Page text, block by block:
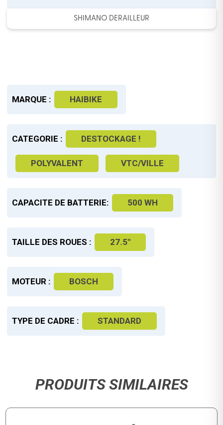
SHIMANO DERAILLEUR
MARQUE : HAIBIKE
CATEGORIE : DESTOCKAGE !
POLYVALENT VTC/VILLE
CAPACITE DE BATTERIE: 500 WH
TAILLE DES ROUES : 27.5"
MOTEUR : BOSCH
TYPE DE CADRE : STANDARD
PRODUITS SIMILAIRES